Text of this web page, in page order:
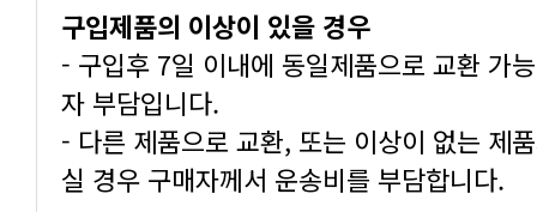
구입제품의 이상이 있을 경우
자 부담입니다.
실 경우 구매자께서 운송비를 부담합니다.